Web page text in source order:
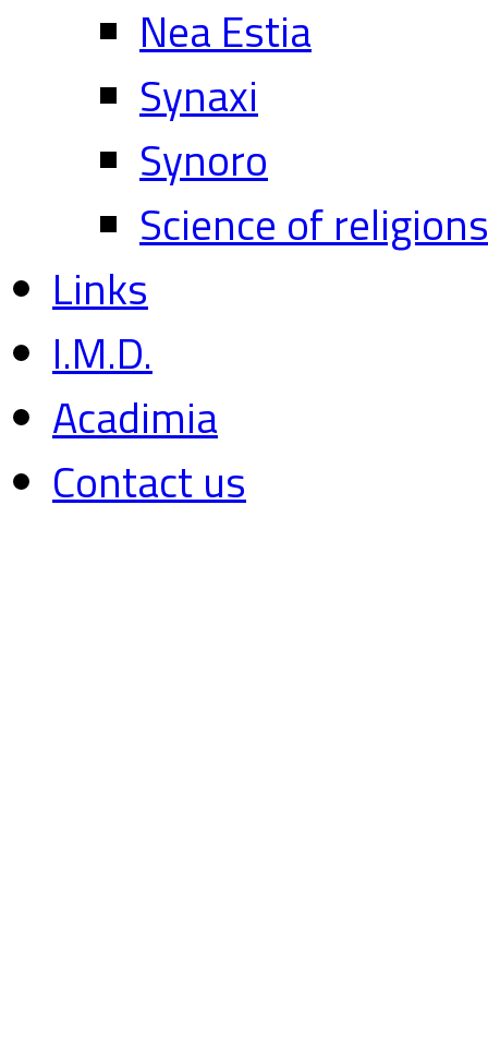
Nea Estia
Synaxi
Synoro
Science of religions
Links
I.M.D.
Acadimia
Contact us